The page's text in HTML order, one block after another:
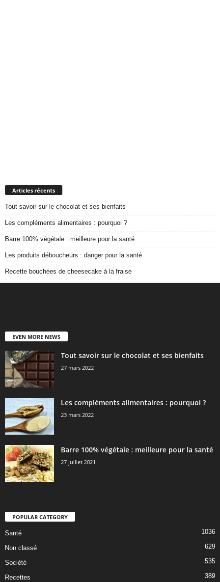
Articles récents
Tout savoir sur le chocolat et ses bienfaits
Les compléments alimentaires : pourquoi ?
Barre 100% végétale : meilleure pour la santé
Les produits déboucheurs : danger pour la santé
Recette bouchées de cheesecake à la fraise
EVEN MORE NEWS
Tout savoir sur le chocolat et ses bienfaits
27 mars 2022
Les compléments alimentaires : pourquoi ?
23 mars 2022
Barre 100% végétale : meilleure pour la santé
27 juillet 2021
POPULAR CATEGORY
Santé 1036
Non classé 629
Société 535
Recettes 389